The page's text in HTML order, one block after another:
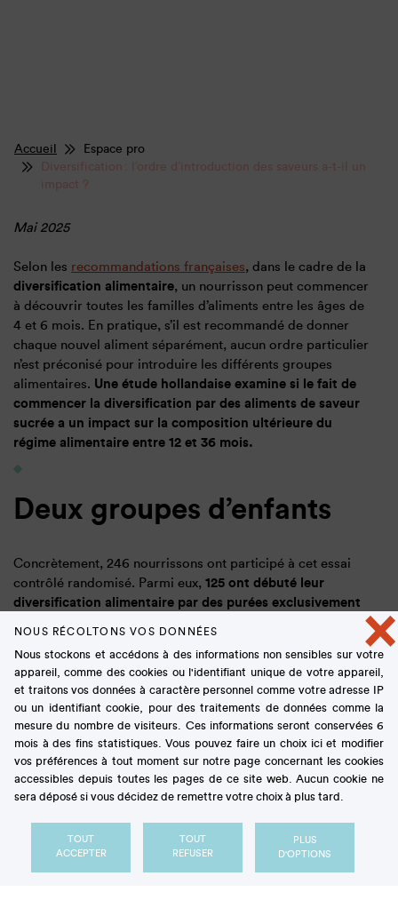
Accueil
Espace pro
Diversification : l’ordre d’introduction des saveurs a-t-il un
impact ?
Mai 2025
Selon les recommandations françaises, dans le cadre de la
diversification alimentaire, un nourrisson peut commencer
à découvrir toutes les familles d’aliments entre les âges de
4 et 6 mois. En pratique, s’il est recommandé de donner
chaque nouvel aliment séparément, aucun ordre particulier
n’est préconisé pour introduire les différents groupes
alimentaires. Une étude hollandaise examine si le fait de
commencer la diversification par des aliments de saveur
sucrée a un impact sur la composition ultérieure du
régime alimentaire entre 12 et 36 mois.
Deux groupes d’enfants
Concrètement, 246 nourrissons ont participé à cet essai
contrôlé randomisé. Parmi eux, 125 ont débuté leur
diversification alimentaire par des purées exclusivement
de saveur sucrée
(pomme, poire, banane, carotte)
reçu à la place des purées de légumes de saveur non
sucrée
(haricot vert, chou-fleur, épinard et brocoli). Les
consommations alimentaires des enfants ont ensuite été
évaluées à 12, 18, 24 et 36 mois au moyen de trois rappels
de 24h effectués à chaque âge.
Pas d’impact de
l’exposition précoce à la
×
NOUS RÉCOLTONS VOS DONNÉES
Nous stockons et accédons à des informations non sensibles sur votre
appareil, comme des cookies ou l'identifiant unique de votre appareil,
et traitons vos données à caractère personnel comme votre adresse IP
ou un identifiant cookie, pour des traitements de données comme la
mesure du nombre de visiteurs. Ces informations seront conservées 6
mois à des fins statistiques. Vous pouvez faire un choix ici et modifier
vos préférences à tout moment sur notre page concernant les cookies
accessibles depuis toutes les pages de ce site web. Aucun cookie ne
sera déposé si vous décidez de remettre votre choix à plus tard.
TOUT
ACCEPTER
TOUT
REFUSER
PLUS
D'OPTIONS